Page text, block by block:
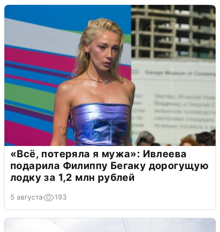
«Всё, потеряла я мужа»: Ивлеева
подарила Филиппу Бегаку дорогущую
лодку за 1,2 млн рублей
5 августа 193